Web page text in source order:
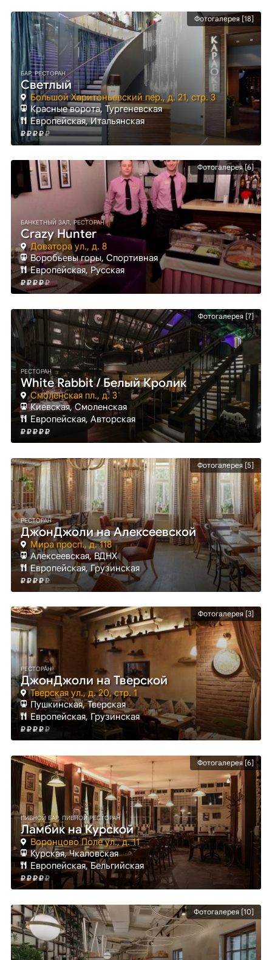
Фотогалерея [18]
БАР, РЕСТОРАН
Светлый
Большой Харитоньевский пер., д. 21, стр. 3
Красные ворота, Тургеневская
Европейская, Итальянская
Фотогалерея [6]
БАНКЕТНЫЙ ЗАЛ, РЕСТОРАН
Crazy Hunter
Доватора ул., д. 8
Воробьевы горы, Спортивная
Европейская, Русская
Фотогалерея [7]
РЕСТОРАН
White Rabbit / Белый Кролик
Смоленская пл., д. 3
Киевская, Смоленская
Европейская, Авторская
Фотогалерея [5]
РЕСТОРАН
ДжонДжоли на Алексеевской
Мира просп., д. 118
Алексеевская, ВДНХ
Европейская, Грузинская
Фотогалерея [3]
РЕСТОРАН
ДжонДжоли на Тверской
Тверская ул., д. 20, стр. 1
Пушкинская, Тверская
Европейская, Грузинская
Фотогалерея [6]
ПИВНОЙ БАР, ПИВНОЙ РЕСТОРАН
Ламбик на Курской
Воронцово Поле ул., д. 11
Курская, Чкаловская
Европейская, Бельгийская
Фотогалерея [10]